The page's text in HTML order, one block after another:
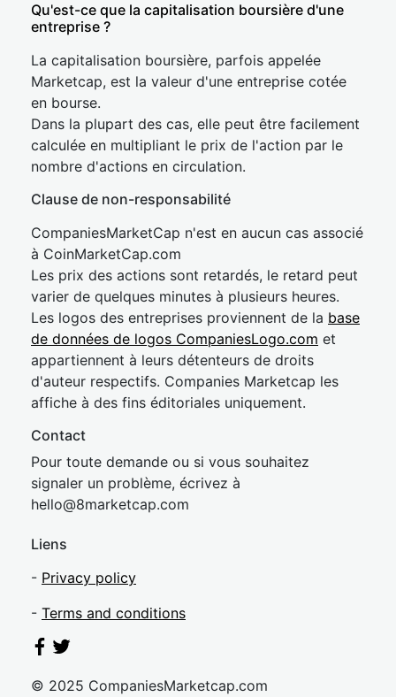
Qu'est-ce que la capitalisation boursière d'une
entreprise ?
La capitalisation boursière, parfois appelée
Marketcap, est la valeur d'une entreprise cotée
en bourse.
Dans la plupart des cas, elle peut être facilement
calculée en multipliant le prix de l'action par le
nombre d'actions en circulation.
Clause de non-responsabilité
CompaniesMarketCap n'est en aucun cas associé
à CoinMarketCap.com
Les prix des actions sont retardés, le retard peut
varier de quelques minutes à plusieurs heures.
Les logos des entreprises proviennent de la base
de données de logos CompaniesLogo.com et
appartiennent à leurs détenteurs de droits
d'auteur respectifs. Companies Marketcap les
affiche à des fins éditoriales uniquement.
Contact
Pour toute demande ou si vous souhaitez
signaler un problème, écrivez à
hello@8marketcap.com
Liens
- Privacy policy
- Terms and conditions
© 2025 CompaniesMarketcap.com